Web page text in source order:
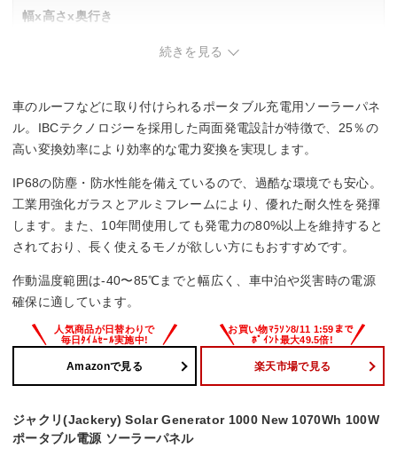
幅x高さx奥行き
6000g
続きを見る
車のルーフなどに取り付けられるポータブル充電用ソーラーパネ
ル。IBCテクノロジーを採用した両面発電設計が特徴で、25％の
高い変換効率により効率的な電力変換を実現します。
IP68の防塵・防水性能を備えているので、過酷な環境でも安心。
工業用強化ガラスとアルミフレームにより、優れた耐久性を発揮
します。また、10年間使用しても発電力の80%以上を維持すると
されており、長く使えるモノが欲しい方にもおすすめです。
作動温度範囲は-40〜85℃までと幅広く、車中泊や災害時の電源
確保に適しています。
Amazonで見る 楽天市場で見る
ジャクリ(Jackery) Solar Generator 1000 New 1070Wh 100W
ポータブル電源 ソーラーパネル